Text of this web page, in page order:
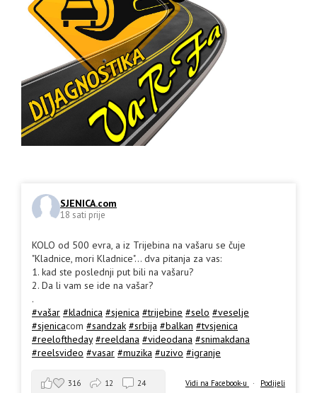
SJENICA.com
18 sati prije
KOLO od 500 evra, a iz Trijebina na vašaru se čuje
"Kladnice, mori Kladnice"... dva pitanja za vas:
1. kad ste poslednji put bili na vašaru?
2. Da li vam se ide na vašar?
.
#vašar #kladnica #sjenica #trijebine #selo #veselje
#sjenicacom #sandzak #srbija #balkan #tvsjenica
#reeloftheday #reeldana #videodana #snimakdana
#reelsvideo #vasar #muzika #uzivo #igranje
Vidi na Facebook-u · Podijeli
316 12 24